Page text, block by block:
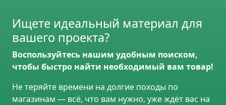
Ищете идеальный материал для
вашего проекта?
Воспользуйтесь нашим удобным поиском,
чтобы быстро найти необходимый вам товар!
Не теряйте времени на долгие походы по
магазинам — всё, что вам нужно, уже ждёт вас на